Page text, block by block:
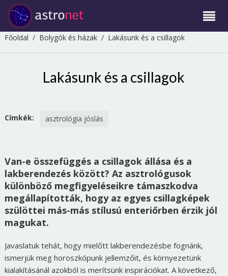
Főoldal / Bolygók és házak/ Lakásunk és a csillagok
Lakásunk és a csillagok
Címkék: asztrológia jóslás
Van-e összefüggés a csillagok állása és a
lakberendezés között? Az asztrológusok
különböző megfigyeléseikre támaszkodva
megállapították, hogy az egyes csillagképek
szülöttei más-más stílusú enteriőrben érzik jól
magukat.
Javaslatuk tehát, hogy mielőtt lakberendezésbe fognánk,
ismerjük meg horoszkópunk jellemzőit, és környezetünk
kialakításánál azokból is merítsünk inspirációkat. A következő,